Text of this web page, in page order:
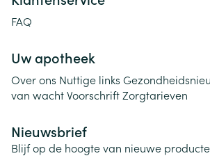
FAQ
Uw apotheek
Over ons Nuttige links
van wachtVoorschriftZorgtarieven
Nieuwsbrief
Blijf op de hoogte van nieuwe